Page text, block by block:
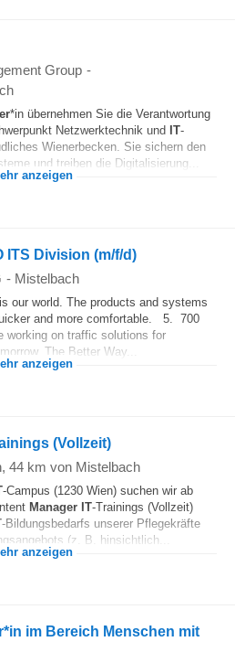
Group -
*in übernehmen Sie die Verantwortung
Netzwerktechnik und IT-
Wienerbecken. Sie sichern den
und treiben die Digitalisierung...
anzeigen
ITS Division (m/f/d)
- Mistelbach
our world. The products and systems
and more comfortable. 5. 700
working on traffic solutions for
The Better Way...
anzeigen
(Vollzeit)
, 44 km von Mistelbach
-Campus (1230 Wien) suchen wir ab
Manager IT-Trainings (Vollzeit)
-Bildungsbedarfs unserer Pflegekräfte
(z. B. hinsichtlich...
anzeigen
im Bereich Menschen mit